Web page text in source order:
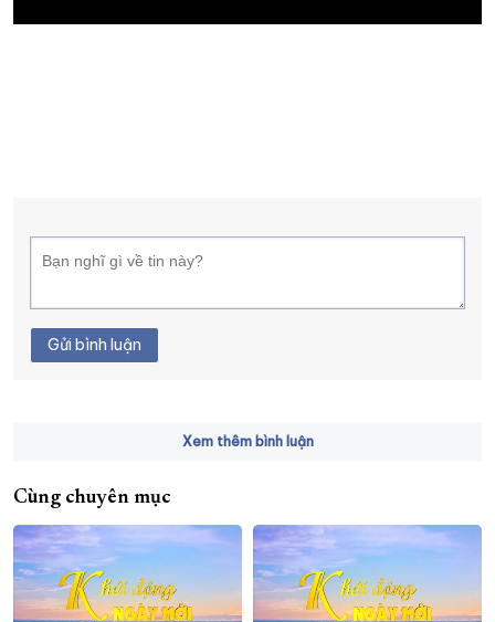
Gửi bình luận
Xem thêm bình luận
Cùng chuyên mục